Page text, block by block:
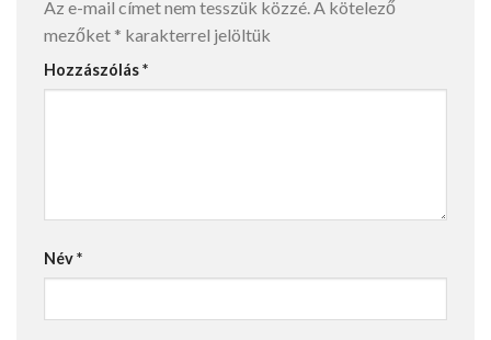
Az e-mail címet nem tesszük közzé.A kötelező
mezőket * karakterrel jelöltük
Hozzászólás*
Név*